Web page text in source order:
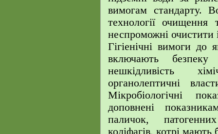
вимогам стандарту.
технології очищення
неспроможні очистити
Гігіенічні вимоги
включають безпеку
нешкідливість
органолептичні
Мікробіологічні
доповнені
паличок,
коліфагів, котрі мають